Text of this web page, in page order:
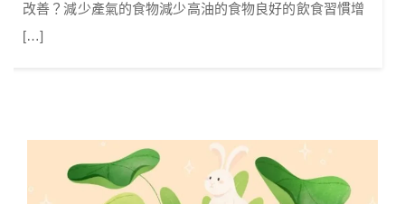
改善？減少產氣的食物減少高油的食物良好的飲食習慣增
[…]